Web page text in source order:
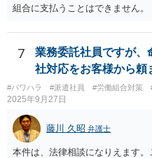
組合に支払うことはできません。
7
業務委託社員ですが、
社対応をお客様から頼
#パワハラ #派遣社員 #労働組合対策
2025年9月27日
藤川 久昭 弁護士
本件は、法律相談になりえます